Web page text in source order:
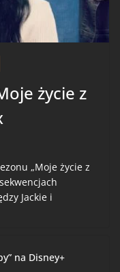
życie z
„Moje życie z
Jackie i
na Disney+